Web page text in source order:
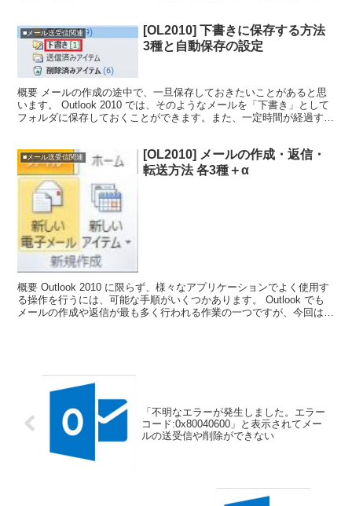
■メール送受信関連
[OL2010] 下書きに保存する方法
3種と自動保存の設定
概要 メールの作成の途中で、一旦保存しておきたいことがあると思
います。 Outlook 2010 では、そのようなメールを「下書き」として
フォルダに保存しておくことができます。また、一定時間が経過する
■メール送受信関連
[OL2010] メールの作成・返信・
転送方法 各3種＋α
概要 Outlook 2010 に限らず、様々なアプリケーションでよく使用す
る操作を行うには、可能な手順がいくつかあります。 Outlook でも
メールの作成や返信が最も多く行われる作業の一つですが、今回は
「不明なエラーが発生しました。エラー
コード:0x80040600」と表示されてメー
ルの送受信や削除ができない